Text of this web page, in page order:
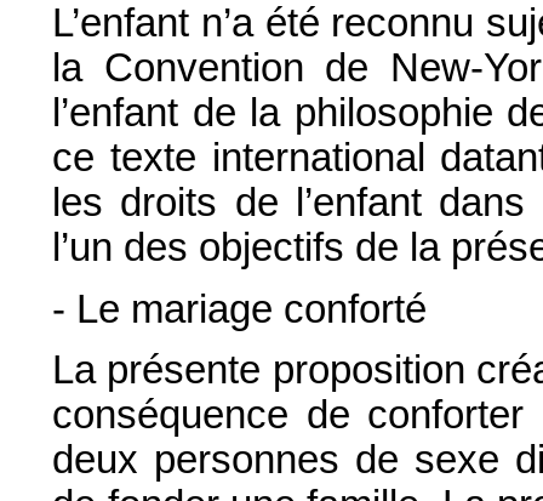
L’enfant n’a été reconnu
la Convention de New-
l’enfant de la philosophie
ce texte international
les droits de l’enfant
l’un des objectifs de la
- Le mariage conforté
La présente proposition
conséquence de
deux personnes de sexe